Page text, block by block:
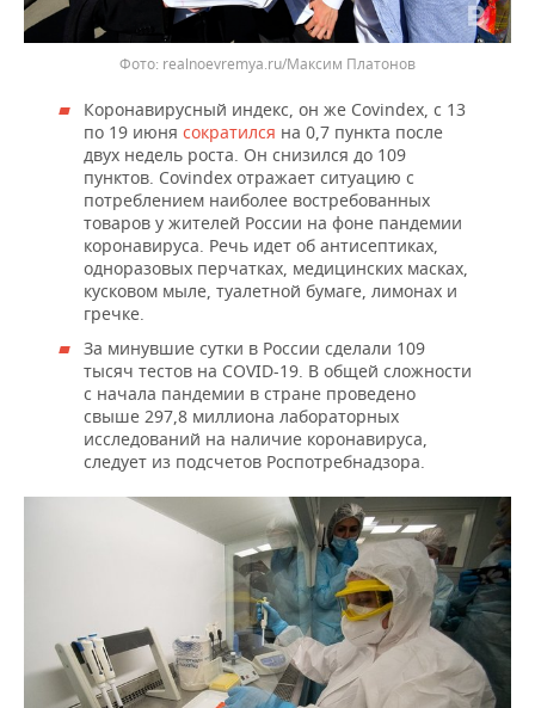
realnoevremya.ru/Максим Платонов
Коронавирусный индекс, он же Covindex, с 13
по 19 июня сократился на 0,7 пункта после
двух недель роста. Он снизился до 109
пунктов. Covindex отражает ситуацию с
потреблением наиболее востребованных
товаров у жителей России на фоне пандемии
коронавируса. Речь идет об антисептиках,
одноразовых перчатках, медицинских масках,
кусковом мыле, туалетной бумаге, лимонах и
гречке.
За минувшие сутки в России сделали 109
тысяч тестов на COVID-19. В общей сложности
с начала пандемии в стране проведено
свыше 297,8 миллиона лабораторных
исследований на наличие коронавируса,
следует из подсчетов Роспотребнадзора.